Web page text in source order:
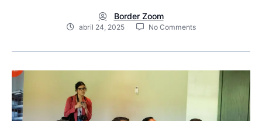
Border Zoom
abril 24, 2025 No Comments